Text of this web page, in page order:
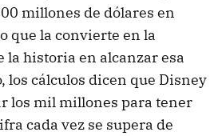
millones de dólares en
que la convierte en la
historia en alcanzar esa
los cálculos dicen que Disney
los mil millones para tener
cada vez se supera de